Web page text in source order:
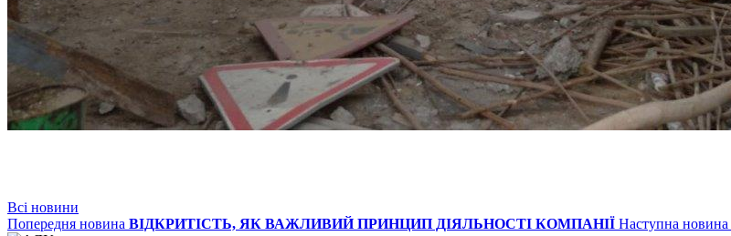
Всі новини
Попередня новина ВІДКРИТІСТЬ, ЯК ВАЖЛИВИЙ ПРИНЦИП ДІЯЛЬНОСТІ КОМПАНІЇ Наступна новина